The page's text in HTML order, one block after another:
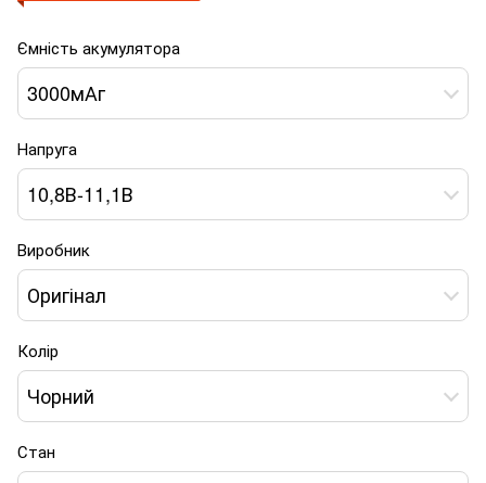
Ємність акумулятора
3000мАг
Напруга
10,8В-11,1В
Виробник
Оригінал
Колір
Чорний
Стан